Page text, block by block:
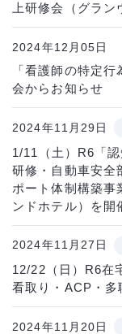
上研修会（グラン
2024年12月05日
「看護師の特定
会からお知らせ
2024年11月29日
1/11（土）R6「
研修・自動車安全
ポート体制構築事
ンドホテル）を開
2024年11月27日
12/22（日）R6在
看取り・ACP・多
2024年11月20日